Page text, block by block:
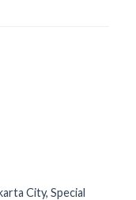
City, Special